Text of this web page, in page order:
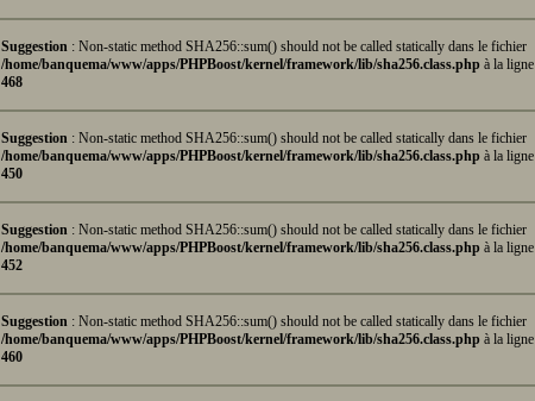
Suggestion : Non-static method SHA256::sum() should not be called statically dans le fichier
/home/banquema/www/apps/PHPBoost/kernel/framework/lib/sha256.class.php à la ligne
468
Suggestion : Non-static method SHA256::sum() should not be called statically dans le fichier
/home/banquema/www/apps/PHPBoost/kernel/framework/lib/sha256.class.php à la ligne
450
Suggestion : Non-static method SHA256::sum() should not be called statically dans le fichier
/home/banquema/www/apps/PHPBoost/kernel/framework/lib/sha256.class.php à la ligne
452
Suggestion : Non-static method SHA256::sum() should not be called statically dans le fichier
/home/banquema/www/apps/PHPBoost/kernel/framework/lib/sha256.class.php à la ligne
460